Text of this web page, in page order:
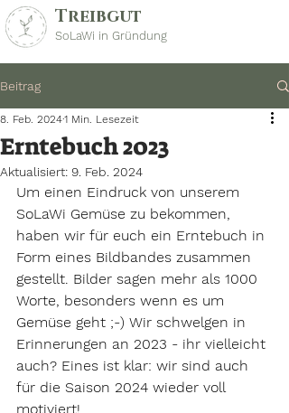
Treibgut
SoLaWi in Gründung
Beitrag
Erntebuch 2023
8. Feb. 20241 Min. Lesezeit
Aktualisiert: 9. Feb. 2024
Um einen Eindruck von unserem
SoLaWi Gemüse zu bekommen,
haben wir für euch ein Erntebuch in
Form eines Bildbandes zusammen
gestellt. Bilder sagen mehr als 1000
Worte, besonders wenn es um
Gemüse geht ;-) Wir schwelgen in
Erinnerungen an 2023 - ihr vielleicht
auch? Eines ist klar: wir sind auch
für die Saison 2024 wieder voll
motiviert!